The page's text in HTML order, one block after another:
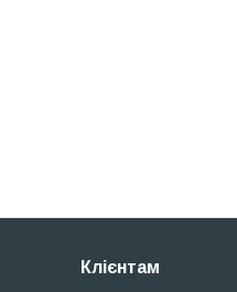
Клієнтам